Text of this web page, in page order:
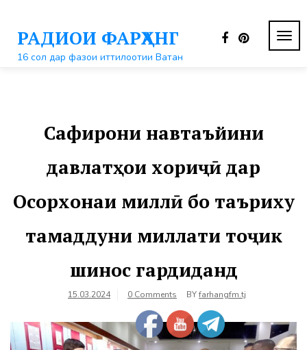
контентуРАДИОИ ФАРҲАНГ
16 сол дар фазои иттилоотии Ватан
Сафирони навтаъйини
давлатҳои хориҷӣ дар
Осорхонаи миллӣ бо таъриху
тамаддуни миллати тоҷик
шинос гардиданд
15.03.2024 0 Comments BYfarhangfm.tj